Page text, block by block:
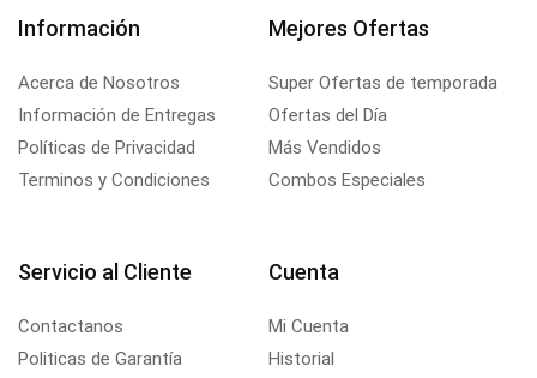
Información
Acerca de Nosotros
Información de Entregas
Políticas de Privacidad
Terminos y Condiciones
Mejores Ofertas
Super Ofertas de temporada
Ofertas del Día
Más Vendidos
Combos Especiales
Servicio al Cliente
Contactanos
Politicas de Garantía
Cuenta
Mi Cuenta
Historial